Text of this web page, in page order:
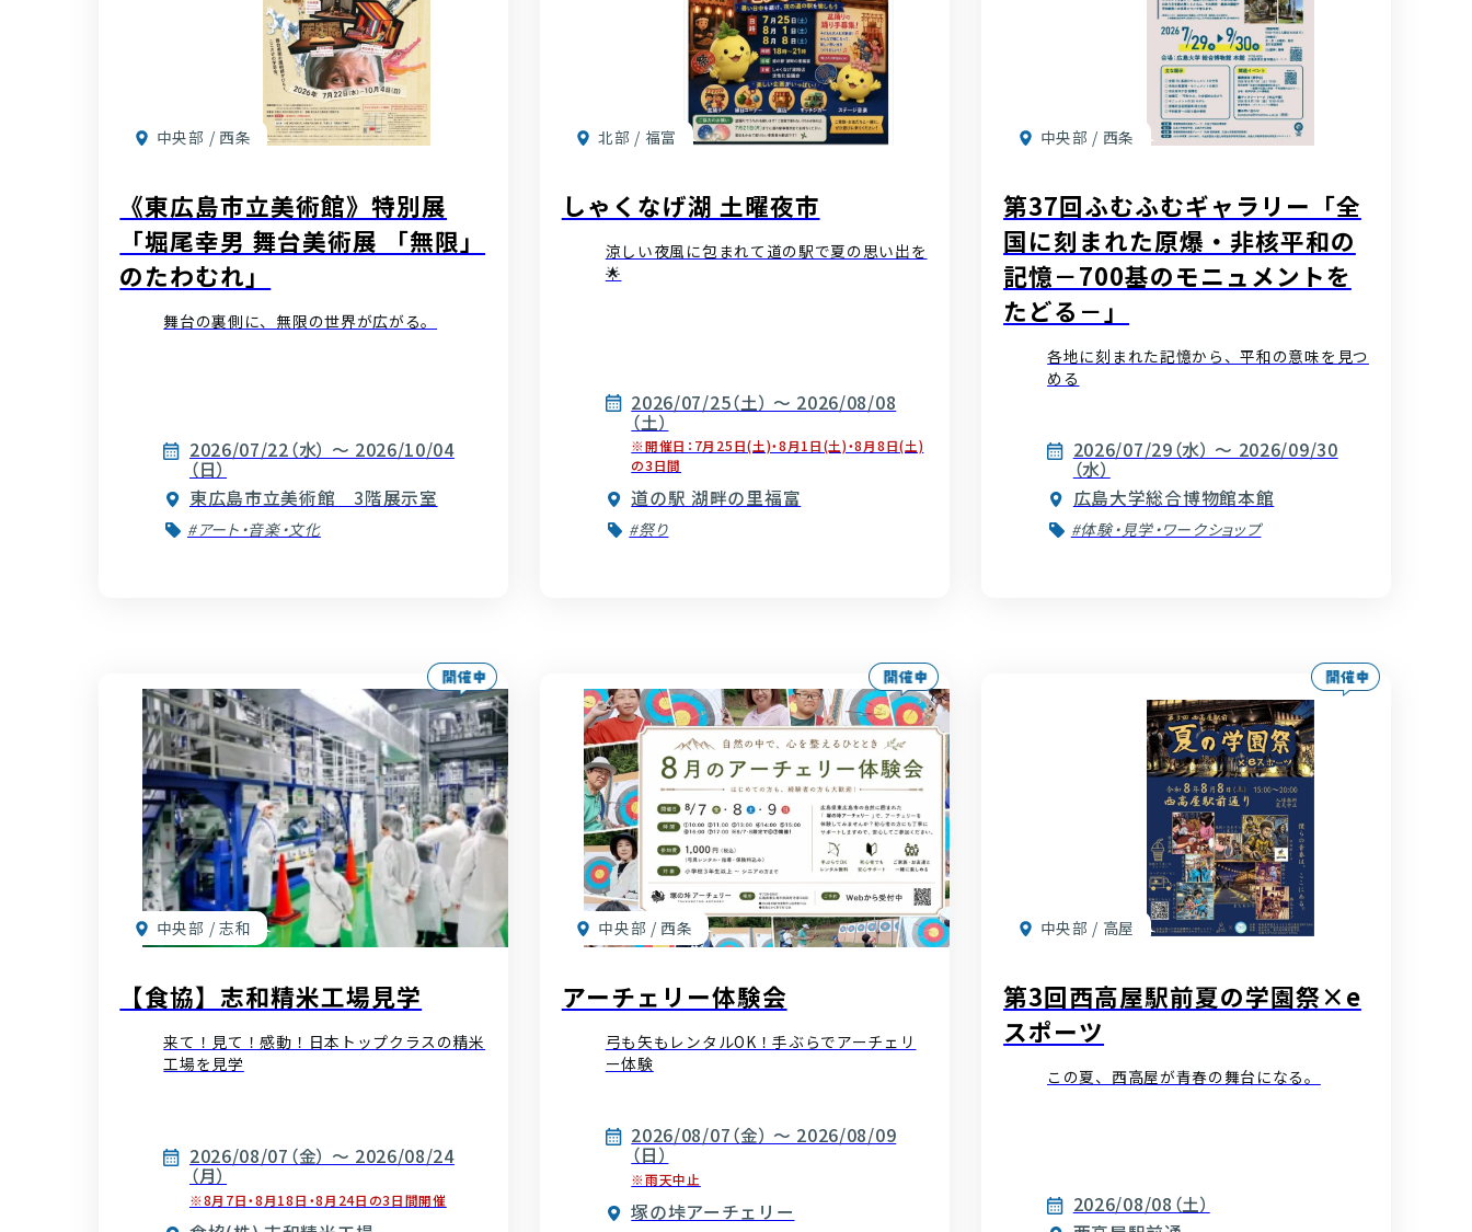
中央部 / 西条
《東広島市立美術館》特別展
「堀尾幸男 舞台美術展 「無限」
のたわむれ」
舞台の裏側に、無限の世界が広がる。
2026/07/22（水） ～ 2026/10/04
（日）
東広島市立美術館 3階展示室
#アート・音楽・文化
北部 / 福富
しゃくなげ湖 土曜夜市
涼しい夜風に包まれて道の駅で夏の思い出を
🌟
2026/07/25（土） ～ 2026/08/08
（土）
※開催日：7月25日(土)・8月1日(土)・8月8日(土)
の3日間
道の駅 湖畔の里福富
#祭り
中央部 / 西条
第37回ふむふむギャラリー「全
国に刻まれた原爆・非核平和の
記憶－700基のモニュメントを
たどる－」
各地に刻まれた記憶から、平和の意味を見つ
める
2026/07/29（水） ～ 2026/09/30
（水）
広島大学総合博物館本館
#体験・見学・ワークショップ
中央部 / 志和
【食協】志和精米工場見学
来て！見て！感動！日本トップクラスの精米
工場を見学
2026/08/07（金） ～ 2026/08/24
（月）
※8月7日・8月18日・8月24日の3日間開催
中央部 / 西条
アーチェリー体験会
弓も矢もレンタルOK！手ぶらでアーチェリ
ー体験
2026/08/07（金） ～ 2026/08/09
（日）
※雨天中止
塚の垰アーチェリー
中央部 / 高屋
第3回西高屋駅前夏の学園祭×e
スポーツ
この夏、西高屋が青春の舞台になる。
2026/08/08（土）